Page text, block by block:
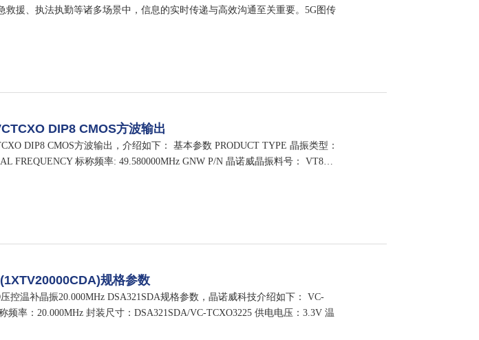
救援、执法执勤等诸多场景中，信息的实时传递与高效沟通至关重要。5G图传
可替代的作用。 5G视频终端…
DIP8 CMOS方波输出
DIP8 CMOS方波输出，介绍如下： 基本参数 PRODUCT TYPE 晶振类型：
FREQUENCY 标称频率: 49.580000MHz GNW P/N 晶诺威晶振料号： VT8…
规格参数
控温补晶振20.000MHz DSA321SDA规格参数，晶诺威科技介绍如下： VC-
频率：20.000MHz 封装尺寸：DSA321SDA/VC-TCXO3225 供电电压：3.3V 温